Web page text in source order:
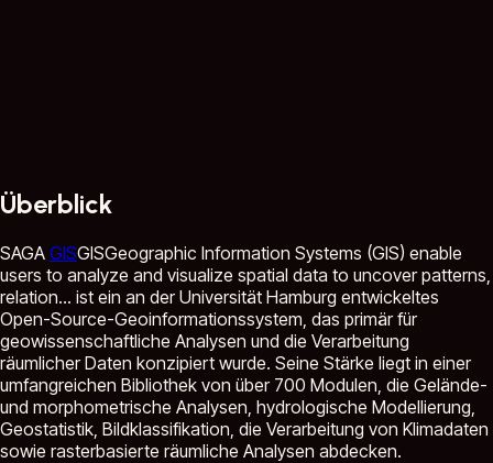
Überblick
SAGA GISGISGeographic Information Systems (GIS) enable
users to analyze and visualize spatial data to uncover patterns,
relation... ist ein an der Universität Hamburg entwickeltes
Open-Source-Geoinformationssystem, das primär für
geowissenschaftliche Analysen und die Verarbeitung
räumlicher Daten konzipiert wurde. Seine Stärke liegt in einer
umfangreichen Bibliothek von über 700 Modulen, die Gelände-
und morphometrische Analysen, hydrologische Modellierung,
Geostatistik, Bildklassifikation, die Verarbeitung von Klimadaten
sowie rasterbasierte räumliche Analysen abdecken.